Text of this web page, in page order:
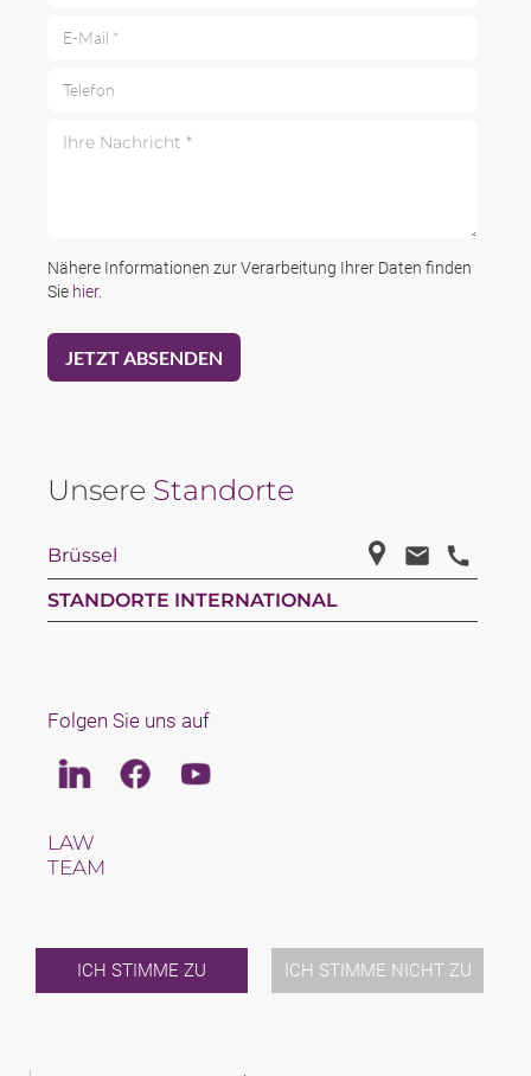
ICH STIMME ZU ICH STIMME NICHT ZU
Nähere Informationen zur Verarbeitung Ihrer Daten finden
Sie hier.
Unsere Standorte
Brüssel
STANDORTE INTERNATIONAL
Folgen Sie uns auf
LinkedinFacebookYoutube
LAW
TEAM
NEWS & JUSFUL
VERANSTALTUNGEN